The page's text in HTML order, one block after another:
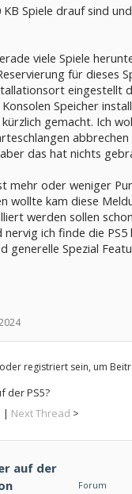
Spiele drauf sind
viele Spiele
für dieses
eingestellt
Speicher
gemacht. Ich
das hat nichts
mehr oder weniger
wollte kam diese
werden sollen
ich finde die PS5
generelle Spezial
registriert sein, um
der PS5?
| Next Thread >
auf der
Forum